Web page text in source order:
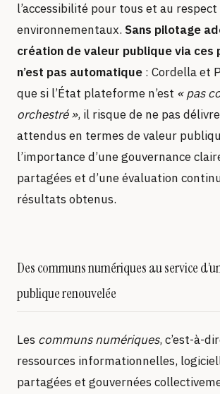
l’accessibilité pour tous et au
environnementaux. Sans pilotage
création de valeur publique via ces
n’est pas automatique : Cordella et
que si l’État plateforme n’est « pas
orchestré », il risque de ne pas
attendus en termes de valeur
l’importance d’une gouvernance
partagées et d’une évaluation
résultats obtenus.
Des communs numériques au service
publique renouvelée
Les communs numériques, c’est-à-
ressources informationnelles,
partagées et gouvernées